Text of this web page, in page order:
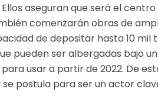
aseguran que será el
comenzarán obras de
de depositar hasta 10 mil
pueden ser albergadas bajo
usar a partir de 2022. De
postula para ser un actor